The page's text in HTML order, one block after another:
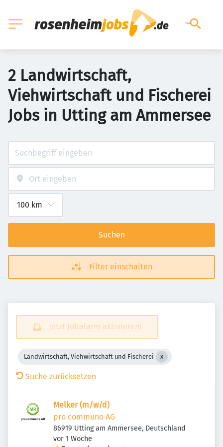
2 Landwirtschaft,
Viehwirtschaft und Fischerei
Jobs in Utting am Ammersee
Suchen
Filter einschalten
Jetzt Jobalarm aktivieren!
Landwirtschaft, Viehwirtschaft und Fischerei
Suche zurücksetzen
Melker (m/w/d)
pro communo AG
86919 Utting am Ammersee, Deutschland
Veröffentlicht
vor 1 Woche